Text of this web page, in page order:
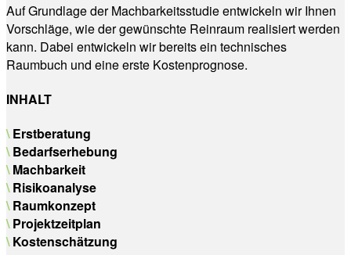
Auf Grundlage der Machbarkeitsstudie entwickeln wir Ihnen
Vorschläge, wie der gewünschte Reinraum realisiert werden
kann. Dabei entwickeln wir bereits ein technisches
Raumbuch und eine erste Kostenprognose.
INHALT
\Erstberatung
\Bedarfserhebung
\Machbarkeit
\Risikoanalyse
\Raumkonzept
\Projektzeitplan
\Kostenschätzung